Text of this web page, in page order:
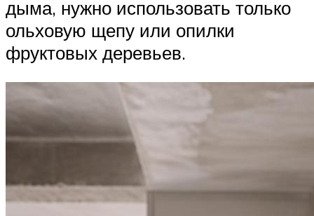
дыма, нужно использовать только
ольховую щепу или опилки
фруктовых деревьев.